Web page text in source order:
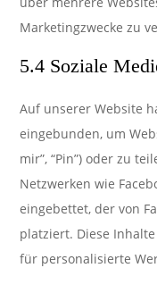
Marketingzwecke zu
5.4 Soziale
Auf unserer Website
eingebunden, um
mir”, “Pin”) oder zu
Netzwerken wie
eingebettet, der von
platziert. Diese
für personalisierte